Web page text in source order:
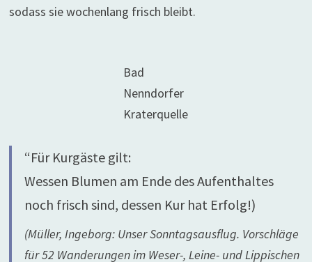
sodass sie wochenlang frisch bleibt.
Bad
Nenndorfer
Kraterquelle
“Für Kurgäste gilt:
Wessen Blumen am Ende des Aufenthaltes
noch frisch sind, dessen Kur hat Erfolg!)
(Müller, Ingeborg: Unser Sonntagsausflug. Vorschläge
für 52 Wanderungen im Weser-, Leine- und Lippischen